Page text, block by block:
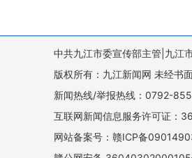
中共九江市委宣传部主管|九江
版权所有：九江新闻网 未经书
新闻热线/举报热线：0792-
互联网新闻信息服务许可证：
网站备案号：赣ICP备